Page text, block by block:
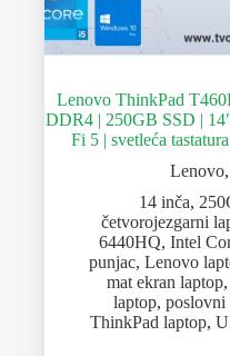
Lenovo ThinkPad
DDR4 | 250GB SSD |
Fi 5 | svetleća
Lenovo,
14 inča,
četvorojezgarni
6440HQ,Intel
punjac,Lenovo
mat ekran laptop
laptop,poslovni
ThinkPad laptop,